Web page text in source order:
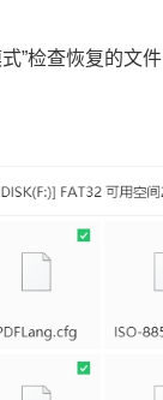
”检查恢复的文